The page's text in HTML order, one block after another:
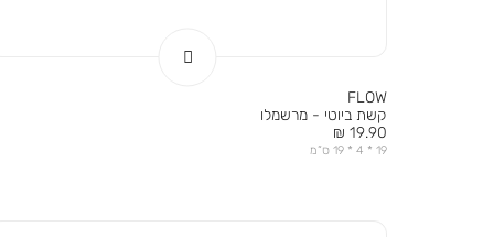
FLOW
קשת ביוטי - מרשמלו
מחיר
מוצר
19.90 ₪
19 * 4 * 19 ס”מ